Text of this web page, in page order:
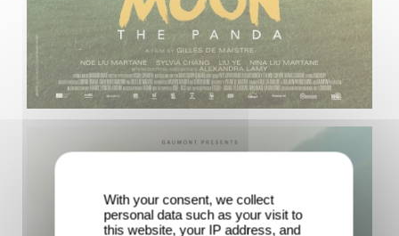
With your consent, we collect
personal data such as your visit to
this website, your IP address, and